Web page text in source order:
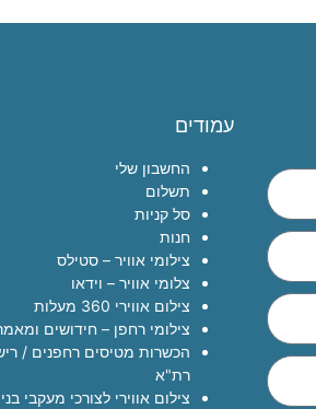
עמודים
החשבון שלי
תשלום
סל קניות
חנות
צילומי אוויר – סטילס
צלומי אוויר – וידאו
צילום אווירי 360 מעלות
צילומי רחפן – חידושים
הכשרות מטיסים רחפנים /
רת"א
צילום אווירי לצורכי מעקבי